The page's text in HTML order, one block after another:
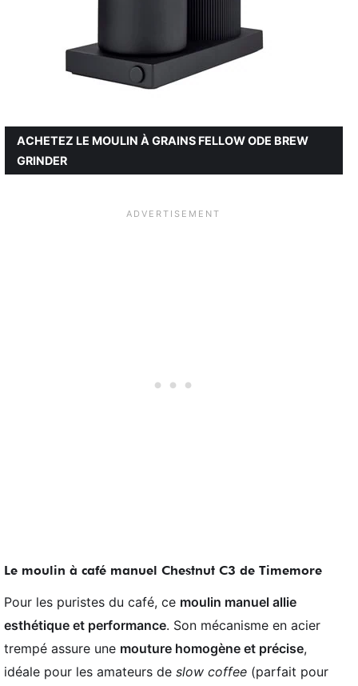
ACHETEZ LE MOULIN À GRAINS FELLOW ODE BREW
GRINDER
Le moulin à café manuel Chestnut C3 de Timemore
Pour les puristes du café, ce moulin manuel allie
esthétique et performance. Son mécanisme en acier
trempé assure une mouture homogène et précise,
idéale pour les amateurs de slow coffee (parfait pour